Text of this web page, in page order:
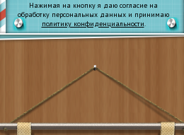
Нажимая на кнопку я даю согласие на
обработку персональных данных и принимаю
политику конфиденциальности.